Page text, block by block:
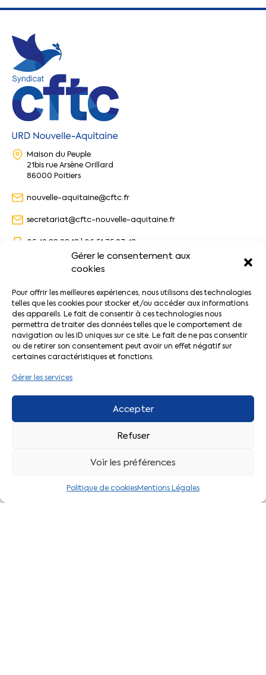
Gérer le consentement aux
cookies
Pour offrir les meilleures expériences, nous utilisons des technologies
telles que les cookies pour stocker et/ou accéder aux informations
des appareils. Le fait de consentir à ces technologies nous
permettra de traiter des données telles que le comportement de
navigation ou les ID uniques sur ce site. Le fait de ne pas consentir
ou de retirer son consentement peut avoir un effet négatif sur
certaines caractéristiques et fonctions.
Gérer les services
Accepter
Refuser
Voir les préférences
Politique de cookiesMentions Légales
Maison du Peuple
21bis rue Arsène Orillard
86000 Poitiers
nouvelle-aquitaine@cftc.fr
secretariat@cftc-nouvelle-aquitaine.fr
05 49 88 28 18 | 06 51 75 27 48
URD Nouvelle-Aquitaine
Page d’accueil
Nos formations
Mandats CFTC
FAQ
Liens pratiques
Actualités CFTC